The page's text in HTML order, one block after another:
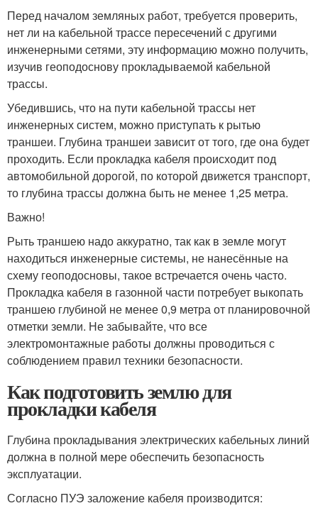
Перед началом земляных работ, требуется проверить,
нет ли на кабельной трассе пересечений с другими
инженерными сетями, эту информацию можно получить,
изучив геоподоснову прокладываемой кабельной
трассы.
Убедившись, что на пути кабельной трассы нет
инженерных систем, можно приступать к рытью
траншеи. Глубина траншеи зависит от того, где она будет
проходить. Если прокладка кабеля происходит под
автомобильной дорогой, по которой движется транспорт,
то глубина трассы должна быть не менее 1,25 метра.
Важно!
Рыть траншею надо аккуратно, так как в земле могут
находиться инженерные системы, не нанесённые на
схему геоподосновы, такое встречается очень часто.
Прокладка кабеля в газонной части потребует выкопать
траншею глубиной не менее 0,9 метра от планировочной
отметки земли. Не забывайте, что все
электромонтажные работы должны проводиться с
соблюдением правил техники безопасности.
Как подготовить землю для
прокладки кабеля
Глубина прокладывания электрических кабельных линий
должна в полной мере обеспечить безопасность
эксплуатации.
Согласно ПУЭ заложение кабеля производится: